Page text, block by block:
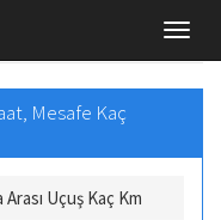
Mesafe Kaç
Uçuş Kaç Km